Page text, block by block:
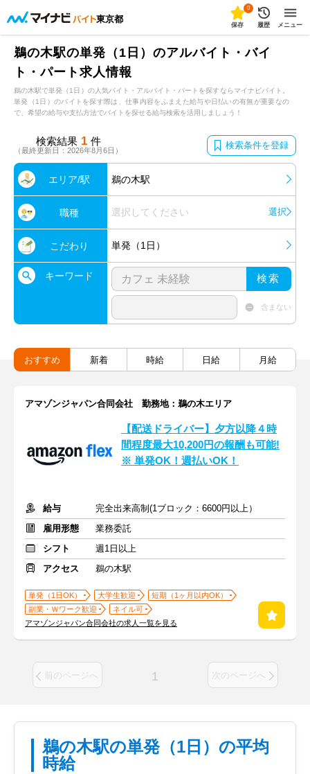
東京都
0
保存 履歴 メニュー
鵜の木駅の単発（1日）のアルバイト・バイ
ト・パート求人情報
鵜の木駅で単発（1日）の人気バイト・アルバイト・パートを探すならマイナビバイト。
単発（1日）のバイトを探す際は、仕事内容をふまえた給与や日払いの有無が重要なの
で、希望の給与や支払方法でバイトを探せる給与検索を活用しましょう！
検索結果 1 件
（最終更新日：2026年8月6日） 検索条件を登録
エリア/駅 鵜の木駅
職種 選択してください 選択
こだわり 単発（1日）
キーワード 検索
含まない
おすすめ 新着 時給 日給 月給
アマゾンジャパン合同会社 勤務地：鵜の木エリア
【配送ドライバー】夕方以降４時
間程度最大10,200円の報酬も可能!
※ 単発OK！週払いOK！
給与
完全出来高制(1ブロック：6600円以上）
雇用形態
業務委託
シフト
週1日以上
アクセス
鵜の木駅
単発（1日OK） 大学生歓迎
短期（1ヶ月以内OK）
副業・Ｗワーク歓迎
ネイル可
アマゾンジャパン合同会社の求人一覧を見る
前のページへ 1 次のページへ
鵜の木駅の単発（1日）の平均
時給